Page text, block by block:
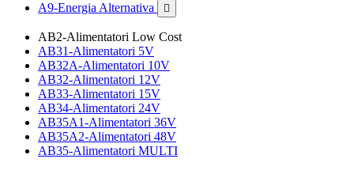
A9-Energia Alternativa 
AB2-Alimentatori Low Cost
AB31-Alimentatori 5V
AB32A-Alimentatori 10V
AB32-Alimentatori 12V
AB33-Alimentatori 15V
AB34-Alimentatori 24V
AB35A1-Alimentatori 36V
AB35A2-Alimentatori 48V
AB35-Alimentatori MULTI